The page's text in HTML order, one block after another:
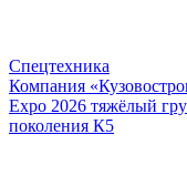
Спецтехника
Компания
Expo 2026 тяжёлый
поколения К5